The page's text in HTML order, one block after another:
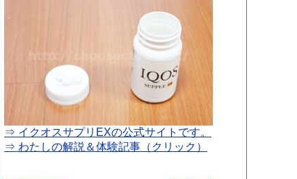
⇒ イクオスサプリEXの公式サイトです。
⇒ わたしの解説＆体験記事（クリック）